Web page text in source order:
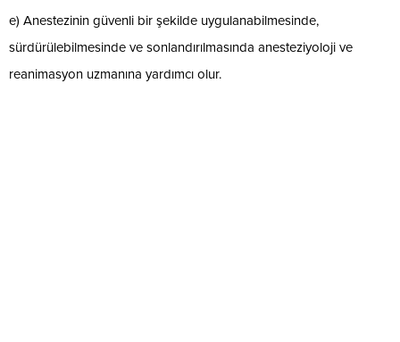
e) Anestezinin güvenli bir şekilde uygulanabilmesinde,
sürdürülebilmesinde ve sonlandırılmasında anesteziyoloji ve
reanimasyon uzmanına yardımcı olur.